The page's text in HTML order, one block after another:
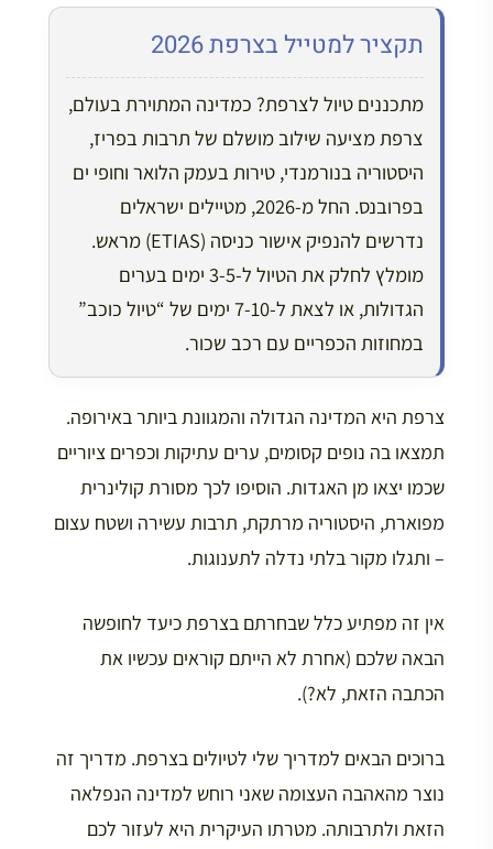
תקציר למטייל בצרפת 2026
מתכננים טיול לצרפת? כמדינה המתוירת בעולם,
צרפת מציעה שילוב מושלם של תרבות בפריז,
היסטוריה בנורמנדי, טירות בעמק הלואר וחופי ים
בפרובנס. החל מ-2026, מטיילים ישראלים
נדרשים להנפיק אישור כניסה (ETIAS) מראש.
מומלץ לחלק את הטיול ל-3-5 ימים בערים
הגדולות, או לצאת ל-7-10 ימים של “טיול כוכב”
במחוזות הכפריים עם רכב שכור.
צרפת היא המדינה הגדולה והמגוונת ביותר באירופה.
תמצאו בה נופים קסומים, ערים עתיקות וכפרים ציוריים
שכמו יצאו מן האגדות. הוסיפו לכך מסורת קולינרית
מפוארת, היסטוריה מרתקת, תרבות עשירה ושטח עצום
– ותגלו מקור בלתי נדלה לתענוגות.
אין זה מפתיע כלל שבחרתם בצרפת כיעד לחופשה
הבאה שלכם (אחרת לא הייתם קוראים עכשיו את
הכתבה הזאת, לא?).
ברוכים הבאים למדריך שלי לטיולים בצרפת. מדריך זה
נוצר מהאהבה העצומה שאני רוחש למדינה הנפלאה
הזאת ולתרבותה. מטרתו העיקרית היא לעזור לכם